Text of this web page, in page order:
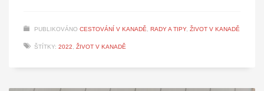
PUBLIKOVÁNO CESTOVÁNÍ V KANADĚ, RADY A TIPY, ŽIVOT V KANADĚ
ŠTÍTKY: 2022, ŽIVOT V KANADĚ